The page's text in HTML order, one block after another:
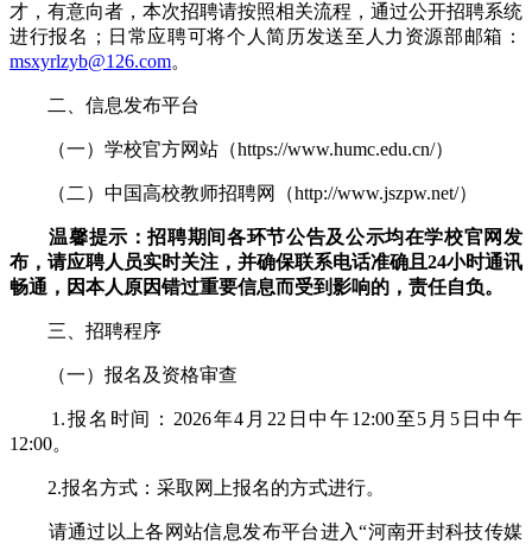
才，有意向者，本次招聘请按照相关流程，通过公开招聘系统
进行报名；日常应聘可将个人简历发送至人力资源部邮箱：
msxyrlzyb@126.com。
二、信息发布平台
（一）学校官方网站（https://www.humc.edu.cn/）
（二）中国高校教师招聘网（http://www.jszpw.net/）
温馨提示：招聘期间各环节公告及公示均在学校官网发
布，请应聘人员实时关注，并确保联系电话准确且24小时通讯
畅通，因本人原因错过重要信息而受到影响的，责任自负。
三、招聘程序
（一）报名及资格审查
1.报名时间：2026年4月22日中午12:00至5月5日中午
12:00。
2.报名方式：采取网上报名的方式进行。
请通过以上各网站信息发布平台进入“河南开封科技传媒